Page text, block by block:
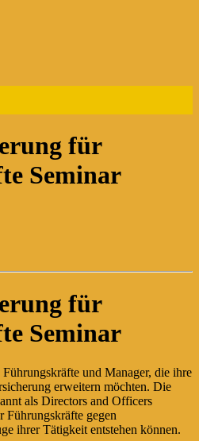
für
Seminar
für
Seminar
und Manager, die ihre
erweitern möchten. Die
als Directors and Officers
Führungskräfte gegen
ihrer Tätigkeit entstehen können.